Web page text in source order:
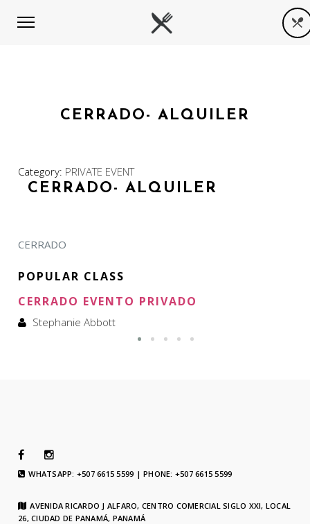
CERRADO- ALQUILER
Category: PRIVATE EVENT
CERRADO- ALQUILER
CERRADO
POPULAR CLASS
CERRADO EVENTO PRIVADO
Stephanie Abbott
WHATSAPP: +507 6615 5599 | PHONE: +507 6615 5599
AVENIDA RICARDO J ALFARO, CENTRO COMERCIAL SIGLO XXI, LOCAL
26, CIUDAD DE PANAMÁ, PANAMÁ